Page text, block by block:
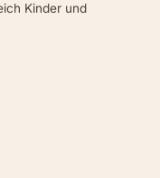
Kinder und